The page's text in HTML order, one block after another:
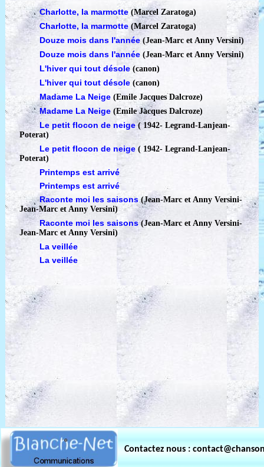
Charlotte, la marmotte (Marcel Zaratoga)
Charlotte, la marmotte (Marcel Zaratoga)
Douze mois dans l'année (Jean-Marc et Anny Versini)
Douze mois dans l'année (Jean-Marc et Anny Versini)
L'hiver qui tout désole(canon)
L'hiver qui tout désole(canon)
Madame La Neige(Emile Jacques Dalcroze)
Madame La Neige(Emile Jacques Dalcroze)
Le petit flocon de neige ( 1942-Legrand-Lanjean-
Poterat)
Le petit flocon de neige ( 1942-Legrand-Lanjean-
Poterat)
Printemps est arrivé
Printemps est arrivé
Raconte moi les saisons (Jean-Marc et Anny Versini-
Jean-Marc et Anny Versini)
Raconte moi les saisons (Jean-Marc et Anny Versini-
Jean-Marc et Anny Versini)
La veillée
La veillée
Contactez nous :